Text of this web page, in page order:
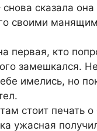
сказала
своими
первая, кто
замешкался.
имелись, но
стоит печать
ужасная